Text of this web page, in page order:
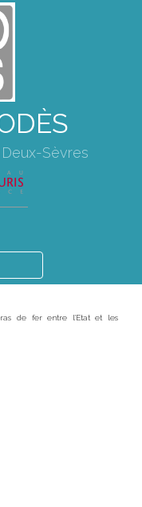
Sèvres
de fer entre l'Etat et les